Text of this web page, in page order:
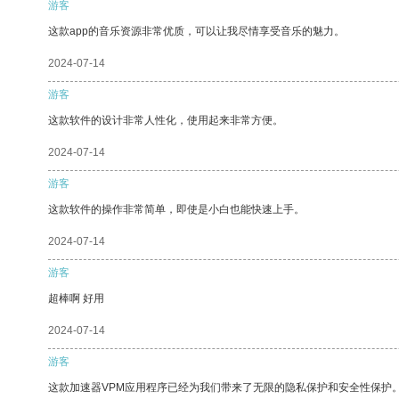
游客
这款app的音乐资源非常优质，可以让我尽情享受音乐的魅力。
2024-07-14
游客
这款软件的设计非常人性化，使用起来非常方便。
2024-07-14
游客
这款软件的操作非常简单，即使是小白也能快速上手。
2024-07-14
游客
超棒啊 好用
2024-07-14
游客
这款加速器VPM应用程序已经为我们带来了无限的隐私保护和安全性保护